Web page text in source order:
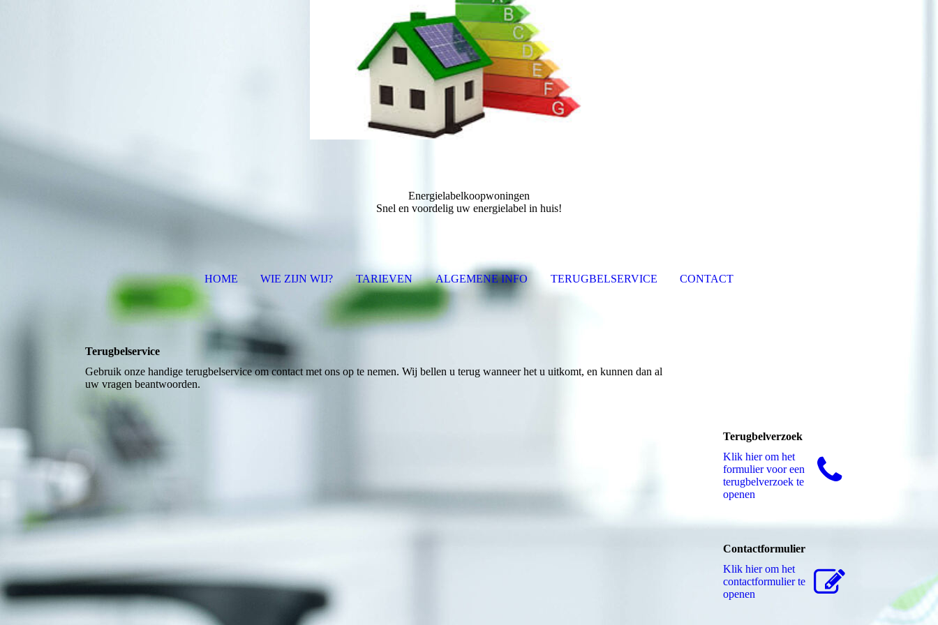
Energielabelkoopwoningen
Snel en voordelig uw energielabel in huis!
HOME WIE ZIJN WIJ? TARIEVEN ALGEMENE INFO TERUGBELSERVICE CONTACT
Terugbelservice
Gebruik onze handige terugbelservice om contact met ons op te nemen. Wij bellen u terug wanneer het u uitkomt, en kunnen dan al
uw vragen beantwoorden.
Terugbelverzoek
Klik hier om het
formulier voor een
terugbelverzoek te
openen
Contactformulier
Klik hier om het
contactformulier te
openen